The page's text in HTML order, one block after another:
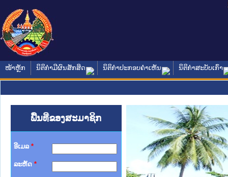
ໜ້າຫຼັກ ນິຕິກໍາມີຜົນສັກສິດ ນິຕິກໍາປະກອບຄໍາເຫັນ ນິຕິກໍາສະບັບເກົ່າ
ພື້ນທີ່ຂອງສະມາຊິກ
ອີເມລ *
ລະຫັດ *